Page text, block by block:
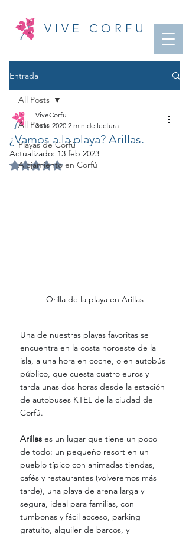
VIVE CORFU
Entrada
All Posts
Playas de Corfú
Alojamiento en Corfú
All Posts
¿Vamos a la playa? Arillas.
ViveCorfu
3 dic 2020 2 min de lectura
Actualizado: 13 feb 2023
Obtuvo NaN de 5 estrellas.
Orilla de la playa en Arillas
Una de nuestras playas favoritas se
encuentra en la costa noroeste de la
isla, a una hora en coche, o en autobús
público, que cuesta cuatro euros y
tarda unas dos horas desde la estación
de autobuses KTEL de la ciudad de
Corfú.
Arillas es un lugar que tiene un poco
de todo: un pequeño resort en un
pueblo típico con animadas tiendas,
cafés y restaurantes (volveremos más
tarde), una playa de arena larga y
segura, ideal para familias, con
tumbonas y fácil acceso, parking
gratuito, alquiler de barcos, y